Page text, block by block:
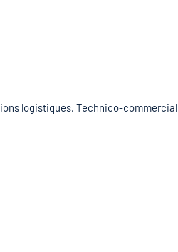
logistiques, Technico-commercial